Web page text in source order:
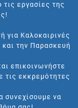
τις εργασίες της
για Καλοκαιρινές
την Παρασκευή
επικοινωνήστε
τις εκκρεμότητες
συνεχίσουμε να